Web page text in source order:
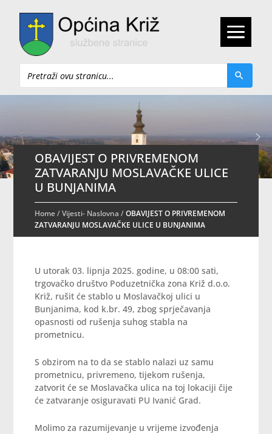
Pretraži
OBAVIJEST O PRIVREMENOM
ZATVARANJU MOSLAVAČKE ULICE
U BUNJANIMA
Home/Vijesti- Naslovna /OBAVIJEST O PRIVREMENOM
ZATVARANJU MOSLAVAČKE ULICE U BUNJANIMA
U utorak 03. lipnja 2025. godine, u 08:00 sati,
trgovačko društvo Poduzetnička zona Križ d.o.o.
Križ, rušit će stablo u Moslavačkoj ulici u
Bunjanima, kod k.br. 49, zbog sprječavanja
opasnosti od rušenja suhog stabla na
prometnicu.
S obzirom na to da se stablo nalazi uz samu
prometnicu, privremeno, tijekom rušenja,
zatvorit će se Moslavačka ulica na toj lokaciji čije
će zatvaranje osiguravati PU Ivanić Grad.
Molimo za razumijevanje u vrijeme izvođenja